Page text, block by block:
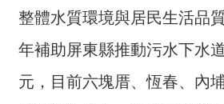
題
服
務
互
整體水質環境與居民生活品
年補助屏東縣推動污水下水
元，目前六塊厝、恆春、內